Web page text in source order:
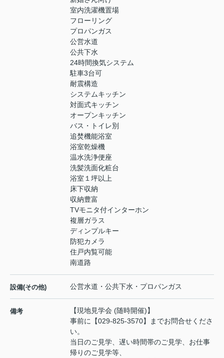
室内洗濯機置場
フローリング
プロパンガス
公営水道
公共下水
24時間換気システム
駐車3台可
耐震構造
システムキッチン
対面式キッチン
オープンキッチン
バス・トイレ別
追焚機能浴室
浴室乾燥機
温水洗浄便座
洗髪洗面化粧台
浴室１坪以上
床下収納
収納豊富
TVモニタ付インターホン
複層ガラス
ディンプルキー
防犯カメラ
住戸内覧可能
南道路
設備(その他) 公営水道・公共下水・プロパンガス
備考
【現地見学会 (随時開催)】
事前に【029-825-3570】までお問合せくださ
い。
当日のご見学、遅い時間帯のご見学、お仕事
帰りのご見学等、